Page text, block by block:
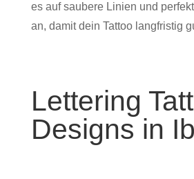
es auf saubere Linien und
an, damit dein Tattoo langfristig
Lettering
Designs in